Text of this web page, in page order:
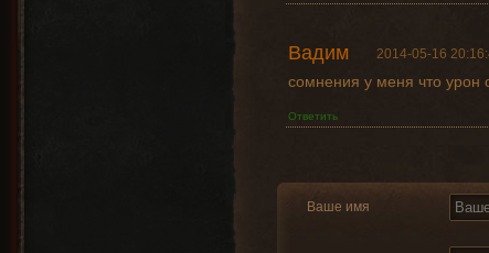
Вадим 2014-05-16
сомнения у меня что урон
Ответить
Ваше имя